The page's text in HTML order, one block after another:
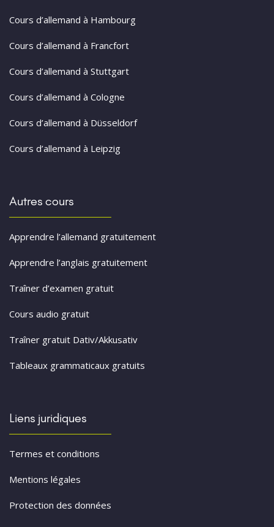
Cours d’allemand à Hambourg
Cours d’allemand à Francfort
Cours d’allemand à Stuttgart
Cours d’allemand à Cologne
Cours d’allemand à Düsseldorf
Cours d’allemand à Leipzig
Autres cours
Apprendre l’allemand gratuitement
Apprendre l’anglais gratuitement
Traîner d’examen gratuit
Cours audio gratuit
Traîner gratuit Dativ/Akkusativ
Tableaux grammaticaux gratuits
Liens juridiques
Termes et conditions
Mentions légales
Protection des données